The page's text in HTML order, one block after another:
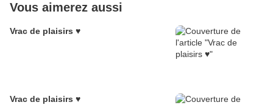
Vous aimerez aussi
Vrac de plaisirs ♥
Vrac de plaisirs ♥